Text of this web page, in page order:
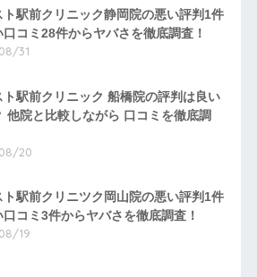
ト駅前クリニック静岡院の悪い評判1件
口コミ28件からヤバさを徹底調査！
31
ト駅前クリニック 船橋院の評判は良い
他院と比較しながら 口コミを徹底調
20
ト駅前クリニツク岡山院の悪い評判1件
口コミ3件からヤバさを徹底調査！
19